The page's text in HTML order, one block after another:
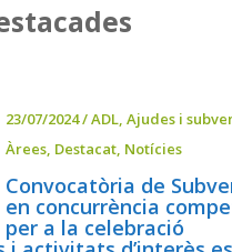
23/07/2024/ADL,Ajudes i
Àrees, Destacat, Notícies
Convocatòria de
en concurrència
per a la celebració